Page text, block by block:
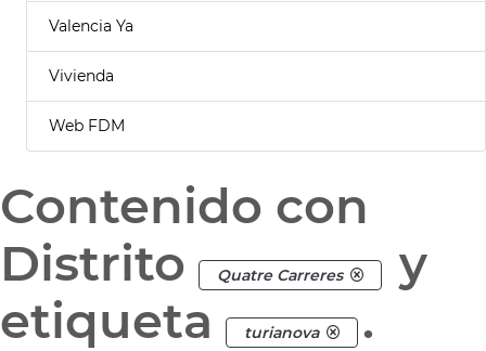
Valencia Ya
Vivienda
Web FDM
Contenido con
Distrito
Quatre Carreres
y
etiqueta
turianova .